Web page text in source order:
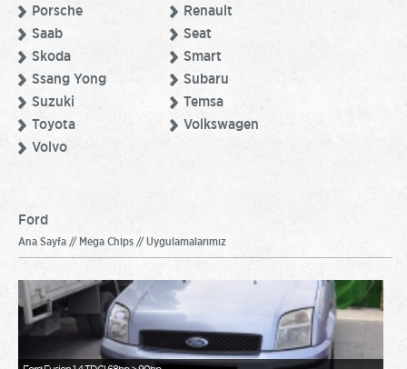
Porsche
Renault
Saab
Seat
Skoda
Smart
Ssang Yong
Subaru
Suzuki
Temsa
Toyota
Volkswagen
Volvo
Ford
Ana Sayfa // Mega Chips // Uygulamalarımız